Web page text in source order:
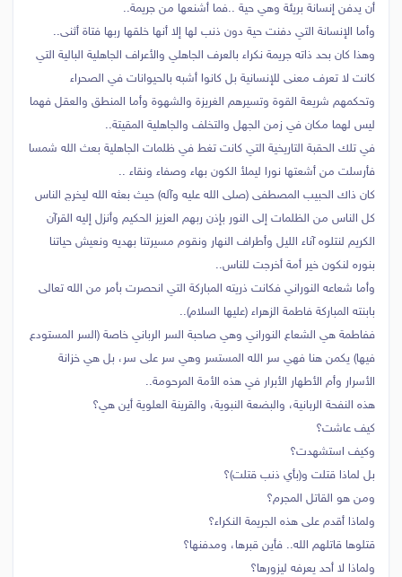
أن يدفن إنسانة بريئة وهي حية ..فما أشنعها من جريمة..
وأما الإنسانة التي دفنت حية دون ذنب لها إلا أنها خلقها ربها فتاة أثنى..
وهذا كان بحد ذاته جريمة نكراء بالعرف الجاهلي والأعراف الجاهلية البالية التي
كانت لا تعرف معنى للإنسانية بل كانوا أشبه بالحيوانات في الصحراء
وتحكمهم شريعة القوة وتسيرهم الغريزة والشهوة وأما المنطق والعقل فهما
ليس لهما مكان في زمن الجهل والتخلف والجاهلية المقيتة..
في تلك الحقبة التاريخية التي كانت تغط في ظلمات الجاهلية بعث الله شمسا
فأرسلت من أشعتها نورا ليملأ الكون بهاء وصفاء ونقاء ..
كان ذاك الحبيب المصطفى (صلى الله عليه وآله) حيث بعثه الله ليخرج الناس
كل الناس من الظلمات إلى النور بإذن ربهم العزيز الحكيم وأنزل إليه القرآن
الكريم لنتلوه آناء الليل وأطراف النهار ونقوم مسيرتنا بهديه ونعيش حياتنا
بنوره لنكون خير أمة أخرجت للناس..
وأما شعاعه النوراني فكانت ذريته المباركة التي انحصرت بأمر من الله تعالى
بابنته المباركة فاطمة الزهراء (عليها السلام)..
ففاطمة هي الشعاع النوراني وهي صاحبة السر الرباني خاصة (السر المستودع
فيها) يكمن هنا فهي سر الله المستسر وهي سر على سر، بل هي خزانة
الأسرار وأم الأطهار الأبرار في هذه الأمة المرحومة..
هذه النفحة الربانية، والبضعة النبوية، والقرينة العلوية أين هي؟
كيف عاشت؟
وكيف استشهدت؟
بل لماذا قتلت و(بأي ذنب قتلت)؟
ومن هو القاتل المجرم؟
ولماذا أقدم على هذه الجريمة النكراء؟
قتلوها قاتلهم الله.. فأين قبرها، ومدفنها؟
ولماذا لا أحد يعرفه ليزورها؟